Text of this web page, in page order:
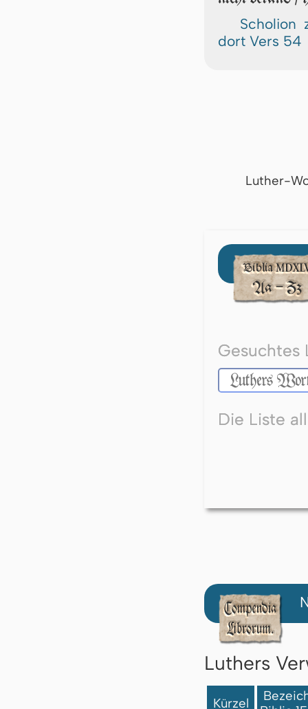
Scholion
dort Vers 54
Luther-
Die Liste
Luthers
Kürzel